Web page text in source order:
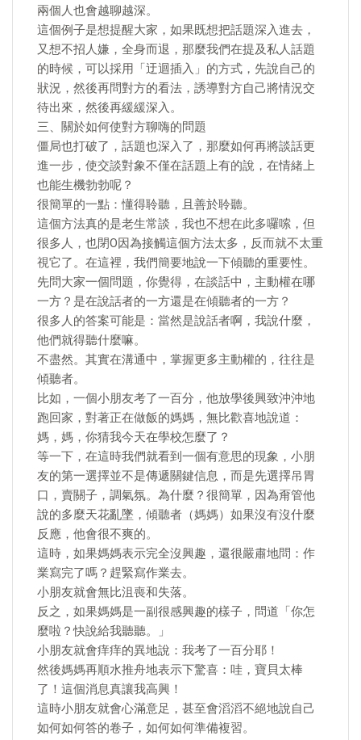
兩個人也會越聊越深。
這個例子是想提醒大家，如果既想把話題深入進去，
又想不招人嫌，全身而退，那麼我們在提及私人話題
的時候，可以採用「迂迴插入」的方式，先說自己的
狀況，然後再問對方的看法，誘導對方自己將情況交
待出來，然後再緩緩深入。
三、關於如何使對方聊嗨的問題
僵局也打破了，話題也深入了，那麼如何再將談話更
進一步，使交談對象不僅在話題上有的說，在情緒上
也能生機勃勃呢？
很簡單的一點：懂得聆聽，且善於聆聽。
這個方法真的是老生常談，我也不想在此多囉嗦，但
很多人，也閉O因為接觸這個方法太多，反而就不太重
視它了。在這裡，我們簡要地說一下傾聽的重要性。
先問大家一個問題，你覺得，在談話中，主動權在哪
一方？是在說話者的一方還是在傾聽者的一方？
很多人的答案可能是：當然是說話者啊，我說什麼，
他們就得聽什麼嘛。
不盡然。其實在溝通中，掌握更多主動權的，往往是
傾聽者。
比如，一個小朋友考了一百分，他放學後興致沖沖地
跑回家，對著正在做飯的媽媽，無比歡喜地說道：
媽，媽，你猜我今天在學校怎麼了？
等一下，在這時我們就看到一個有意思的現象，小朋
友的第一選擇並不是傳遞關鍵信息，而是先選擇吊胃
口，賣關子，調氣氛。為什麼？很簡單，因為甭管他
說的多麼天花亂墜，傾聽者（媽媽）如果沒有沒什麼
反應，他會很不爽的。
這時，如果媽媽表示完全沒興趣，還很嚴肅地問：作
業寫完了嗎？趕緊寫作業去。
小朋友就會無比沮喪和失落。
反之，如果媽媽是一副很感興趣的樣子，問道「你怎
麼啦？快說給我聽聽。」
小朋友就會痒痒的異地說：我考了一百分耶！
然後媽媽再順水推舟地表示下驚喜：哇，寶貝太棒
了！這個消息真讓我高興！
這時小朋友就會心滿意足，甚至會滔滔不絕地說自己
如何如何答的卷子，如何如何準備複習。